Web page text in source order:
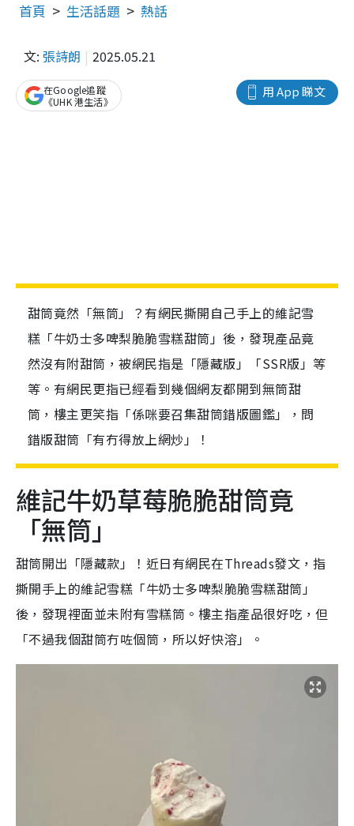
首頁 生活話題 熱話
文: 張詩朗 2025.05.21
用 App 睇文
在Google追蹤
《UHK 港生活》
甜筒竟然「無筒」？有網民撕開自己手上的維記雪
糕「牛奶士多啤梨脆脆雪糕甜筒」後，發現產品竟
然沒有附甜筒，被網民指是「隱藏版」「SSR版」等
等。有網民更指已經看到幾個網友都開到無筒甜
筒，樓主更笑指「係咪要召集甜筒錯版圖鑑」，問
錯版甜筒「有冇得放上網炒」！
維記牛奶草莓脆脆甜筒竟
「無筒」
甜筒開出「隱藏款」！近日有網民在Threads發文，指
撕開手上的維記雪糕「牛奶士多啤梨脆脆雪糕甜筒」
後，發現裡面並未附有雪糕筒。樓主指產品很好吃，但
「不過我個甜筒冇咗個筒，所以好快溶」。